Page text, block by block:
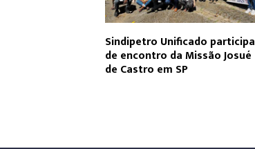
Sindipetro Unificado participa
de encontro da Missão Josué
de Castro em SP